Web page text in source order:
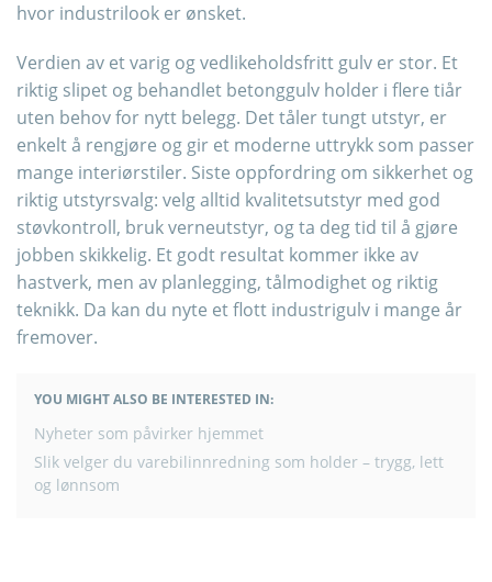
hvor industrilook er ønsket.
Verdien av et varig og vedlikeholdsfritt gulv er stor. Et
riktig slipet og behandlet betonggulv holder i flere tiår
uten behov for nytt belegg. Det tåler tungt utstyr, er
enkelt å rengjøre og gir et moderne uttrykk som passer
mange interiørstiler. Siste oppfordring om sikkerhet og
riktig utstyrsvalg: velg alltid kvalitetsutstyr med god
støvkontroll, bruk verneutstyr, og ta deg tid til å gjøre
jobben skikkelig. Et godt resultat kommer ikke av
hastverk, men av planlegging, tålmodighet og riktig
teknikk. Da kan du nyte et flott industrigulv i mange år
fremover.
YOU MIGHT ALSO BE INTERESTED IN:
INNLEGGSNAVIGERING
Nyheter som påvirker hjemmet
Slik velger du varebilinnredning som holder – trygg, lett
og lønnsom